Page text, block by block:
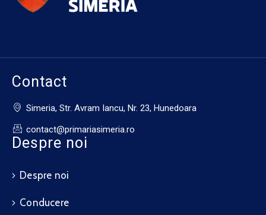
Contact
Simeria, Str. Avram Iancu, Nr. 23, Hunedoara
contact@primariasimeria.ro
Despre noi
Despre noi
Conducere